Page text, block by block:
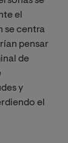
el
se centra
pensar
de
y
el